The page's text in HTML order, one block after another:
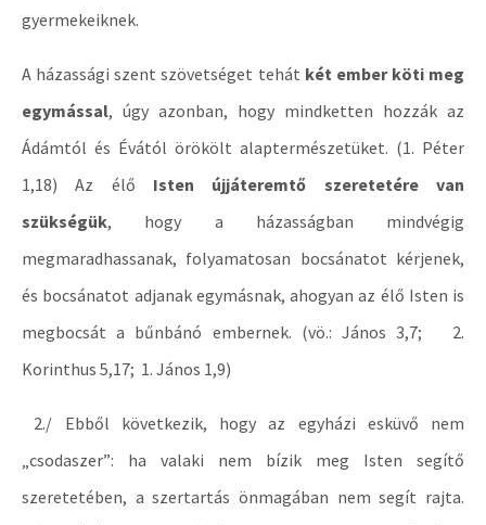
gyermekeiknek.
A házassági szent szövetséget tehát két ember köti meg
egymással, úgy azonban, hogy mindketten hozzák az
Ádámtól és Évától örökölt alaptermészetüket. (1. Péter
1,18) Az élő Isten újjáteremtő szeretetére van
szükségük, hogy a házasságban mindvégig
megmaradhassanak, folyamatosan bocsánatot kérjenek,
és bocsánatot adjanak egymásnak, ahogyan az élő Isten is
megbocsát a bűnbánó embernek. (vö.: János 3,7; 2.
Korinthus 5,17; 1. János 1,9)
2./ Ebből következik, hogy az egyházi esküvő nem
„csodaszer”: ha valaki nem bízik meg Isten segítő
szeretetében, a szertartás önmagában nem segít rajta.